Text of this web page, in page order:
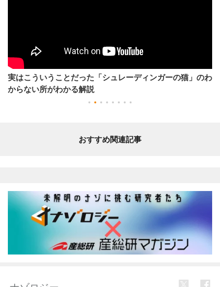
実はこういうことだった「シュレーディンガーの猫」のわ
からない所がわかる解説
おすすめ関連記事